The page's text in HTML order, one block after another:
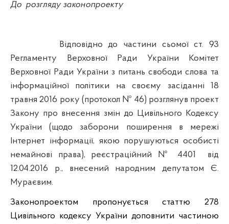
До розгляду законопроекту
Відповідно до частини сьомої ст. 93
Регламенту Верховної Ради України Комітет
Верховної Ради України з питань свободи слова та
інформаційної політики на своєму засіданні 18
травня 2016 року (протокол № 46) розглянув проект
Закону про внесення змін до Цивільного Кодексу
України (щодо заборони поширення в мережі
Інтернет інформації, якою порушуються особисті
немайнові права), реєстраційний № 4401
від
12.04.2016 р., внесений народним депутатом Є.
Мураєвим.
Законопроектом пропонується статтю 278
Цивільного кодексу України доповнити частиною